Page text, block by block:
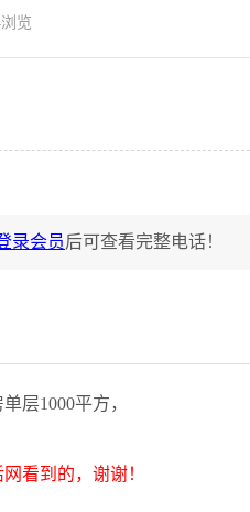
览
录会员后可查看完整电话！
层1000平方，
看到的，谢谢！